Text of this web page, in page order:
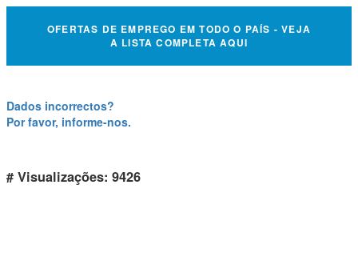
OFERTAS DE EMPREGO EM TODO O PAÍS - VEJA
A LISTA COMPLETA AQUI
Dados incorrectos?
Por favor, informe-nos.
# Visualizações: 9426